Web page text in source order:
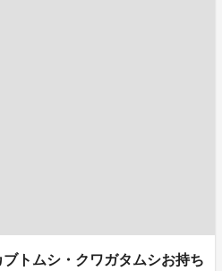
トムシ・クワガタムシお持ち